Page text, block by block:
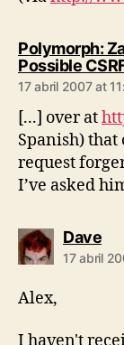
Polymorph:
Possible
17 abril 2007 at
[...] over at
Spanish)
request
I’ve asked
Dave
17 abril
Alex,